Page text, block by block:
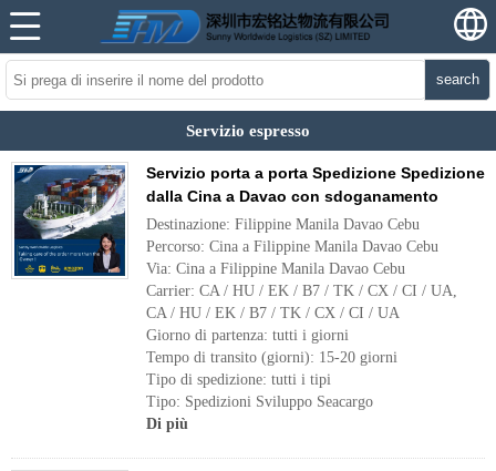
search
Servizio espresso
Servizio porta a porta Spedizione Spedizione
dalla Cina a Davao con sdoganamento
Destinazione: Filippine Manila Davao Cebu
Percorso: Cina a Filippine Manila Davao Cebu
Via: Cina a Filippine Manila Davao Cebu
Carrier: CA / HU / EK / B7 / TK / CX / CI / UA,
CA / HU / EK / B7 / TK / CX / CI / UA
Giorno di partenza: tutti i giorni
Tempo di transito (giorni): 15-20 giorni
Tipo di spedizione: tutti i tipi
Tipo: Spedizioni Sviluppo Seacargo
Di più